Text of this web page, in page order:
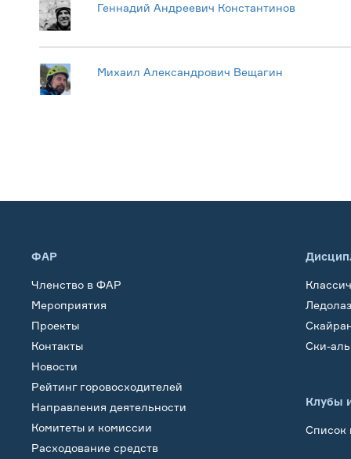
Геннадий Андреевич Константинов
Михаил Александрович Вещагин
ФАР
Членство в ФАР
Мероприятия
Проекты
Контакты
Новости
Рейтинг горовосходителей
Направления деятельности
Комитеты и комиссии
Расходование средств
Ски-
Клубы
Список